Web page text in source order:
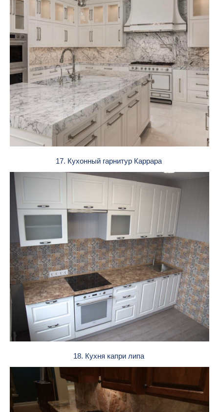
17. Кухонный гарнитур Каррара
18. Кухня капри липа